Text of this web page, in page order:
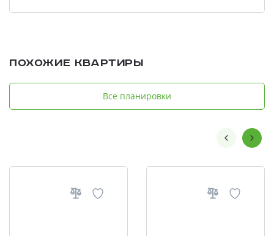
Похожие квартиры
Все планировки